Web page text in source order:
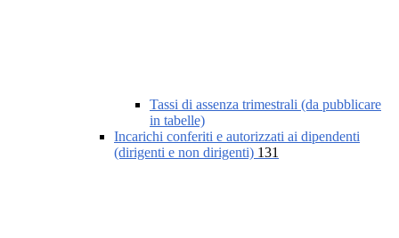
Tassi di assenza trimestrali (da pubblicare
in tabelle)
Incarichi conferiti e autorizzati ai dipendenti
(dirigenti e non dirigenti) 131